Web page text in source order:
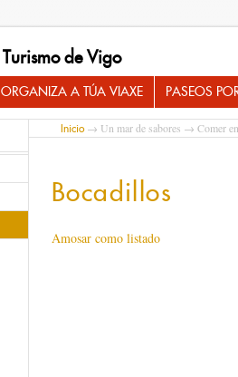
Turismo de Vigo
ORGANIZA A TÚA VIAXE PASEOS
Inicio→ Un mar de sabores → Comer
Bocadillos
Amosar como listado